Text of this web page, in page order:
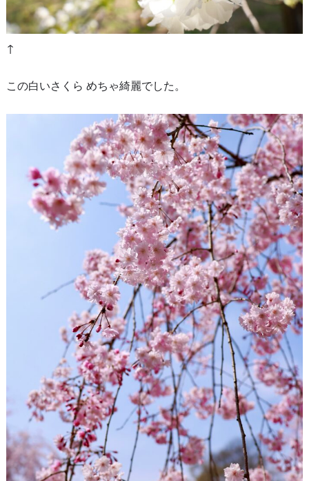
↑
この白いさくら めちゃ綺麗でした。